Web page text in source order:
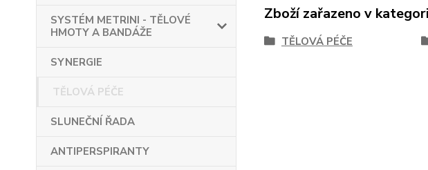
SYSTÉM METRINI - TĚLOVÉ
HMOTY A BANDÁŽE
SYNERGIE
TĚLOVÁ PÉČE
SLUNEČNÍ ŘADA
ANTIPERSPIRANTY
Zboží zařazeno v
TĚLOVÁ PÉČE